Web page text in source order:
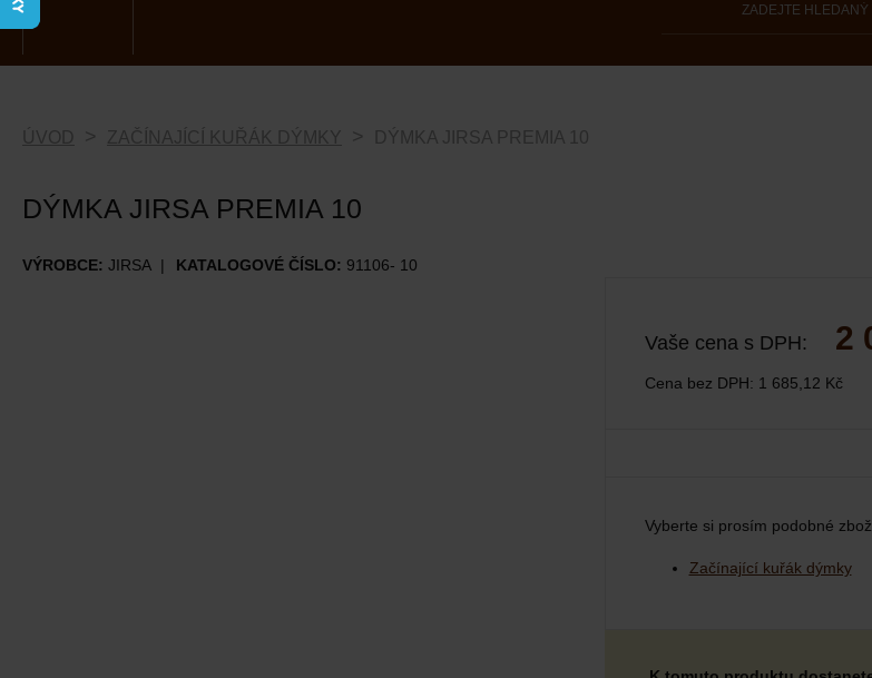
ÚVOD ZAČÍNAJÍCÍ KUŘÁK DÝMKY DÝMKA JIRSA PREMIA 10
DÝMKA JIRSA PREMIA 10
VÝROBCE: JIRSA KATALOGOVÉ ČÍSLO: 91106- 10
Vaše cena s DPH: 2
Cena bez DPH: 1 685,12 Kč
Vyberte si prosím podobné
Začínající kuřák dýmky